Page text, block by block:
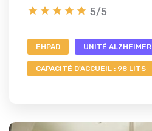
5/5
EHPAD UNITÉ ALZHEIMER
CAPACITÉ D'ACCUEIL : 98 LITS